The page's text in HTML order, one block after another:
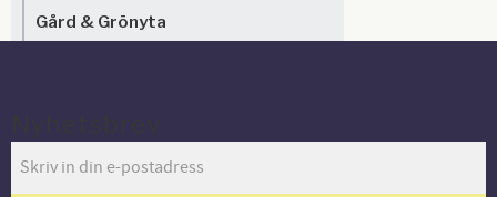
Gård & Grönyta